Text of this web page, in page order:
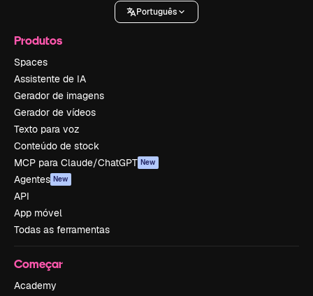
Português
Produtos
Spaces
Assistente de IA
Gerador de imagens
Gerador de vídeos
Texto para voz
Conteúdo de stock
MCP para Claude/ChatGPT New
Agentes New
API
App móvel
Todas as ferramentas
Começar
Academy